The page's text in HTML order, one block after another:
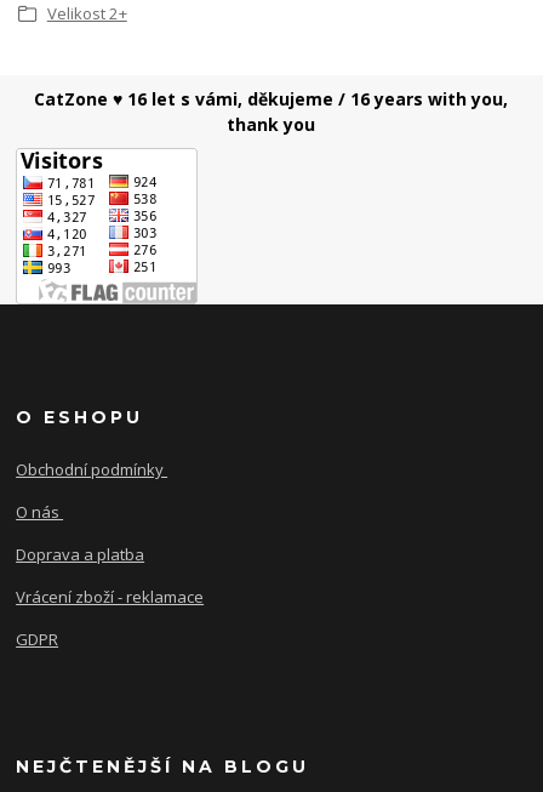
Velikost 2+
CatZone ♥ 16 let s vámi, děkujeme / 16 years with you,
thank you
O ESHOPU
Obchodní podmínky
O nás
Doprava a platba
Vrácení zboží - reklamace
GDPR
NEJČTENĚJŠÍ NA BLOGU